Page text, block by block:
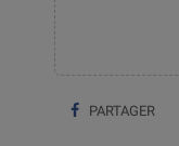
PARTAGER